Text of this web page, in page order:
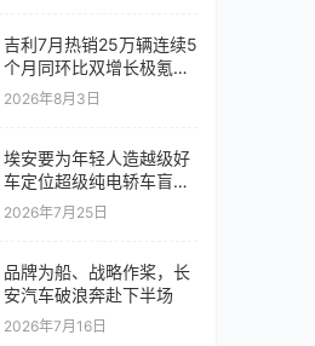
吉利7月热销25万辆连续5
个月同环比双增长极氪销
量同比翻倍，出口再破10
2026年8月3日
埃安要为年轻人造越级好
车定位超级纯电轿车盲猜
18万以上
2026年7月25日
品牌为船、战略作桨，长
安汽车破浪奔赴下半场
2026年7月16日